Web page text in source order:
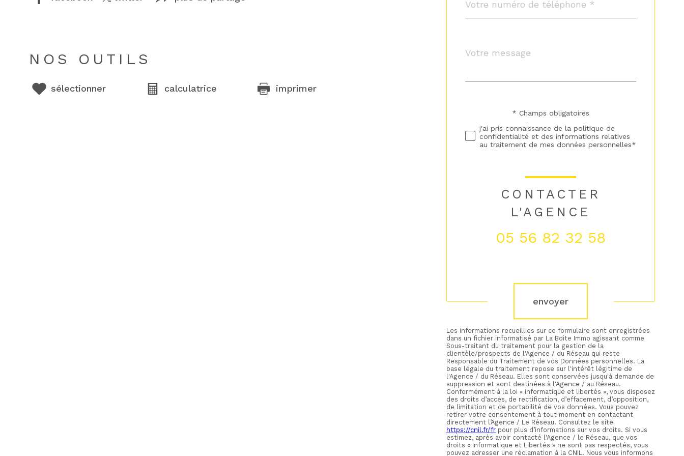
NOS OUTILS
sélectionner calculatrice imprimer
*
Fieldset
défaut
Message
*
Validation* Champs obligatoires
j'ai pris connaissance de la politique de
confidentialité et des informations relatives
au traitement de mes données personnelles*
CONTACTER
L'AGENCE
05 56 82 32 58
envoyer
Les informations recueillies sur ce formulaire sont enregistrées
dans un fichier informatisé par La Boite Immo agissant comme
Sous-traitant du traitement pour la gestion de la
clientèle/prospects de l'Agence / du Réseau qui reste
Responsable du Traitement de vos Données personnelles. La
base légale du traitement repose sur l'intérêt légitime de
l'Agence / du Réseau. Elles sont conservées jusqu'à demande de
suppression et sont destinées à l'Agence / au Réseau.
Conformément à la loi « informatique et libertés », vous disposez
des droits d’accès, de rectification, d’effacement, d’opposition,
de limitation et de portabilité de vos données. Vous pouvez
retirer votre consentement à tout moment en contactant
directement l’Agence / Le Réseau. Consultez le site
https://cnil.fr/fr pour plus d’informations sur vos droits. Si vous
estimez, après avoir contacté l'Agence / le Réseau, que vos
droits « Informatique et Libertés » ne sont pas respectés, vous
pouvez adresser une réclamation à la CNIL. Nous vous informons